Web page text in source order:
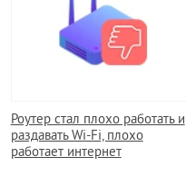
Роутер стал плохо работать и
раздавать Wi-Fi, плохо
работает интернет